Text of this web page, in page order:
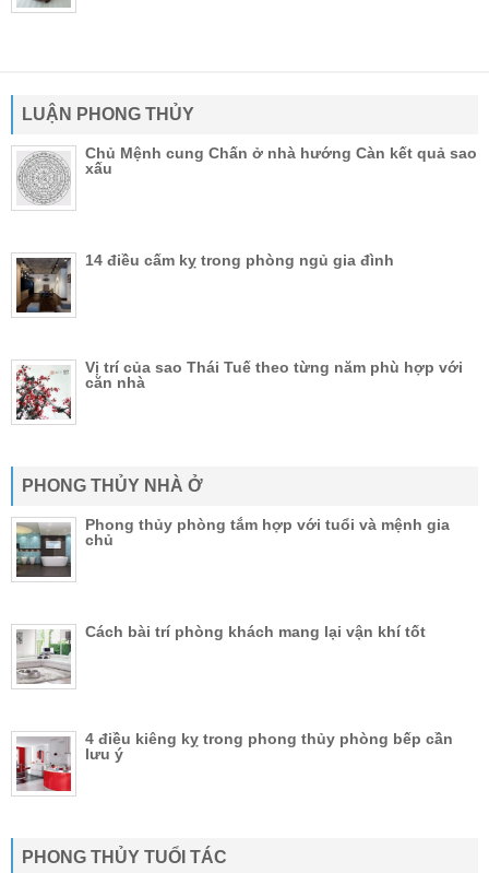
LUẬN PHONG THỦY
Chủ Mệnh cung Chấn ở nhà hướng Càn kết quả sao
xấu
14 điều cấm kỵ trong phòng ngủ gia đình
Vị trí của sao Thái Tuế theo từng năm phù hợp với
căn nhà
PHONG THỦY NHÀ Ở
Phong thủy phòng tắm hợp với tuổi và mệnh gia
chủ
Cách bài trí phòng khách mang lại vận khí tốt
4 điều kiêng kỵ trong phong thủy phòng bếp cần
lưu ý
PHONG THỦY TUỔI TÁC